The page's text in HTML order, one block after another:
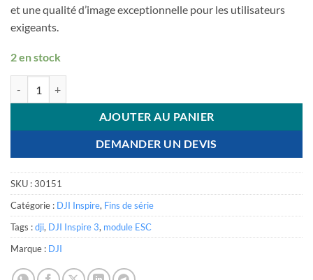
et une qualité d’image exceptionnelle pour les utilisateurs
exigeants.
2 en stock
AJOUTER AU PANIER
DEMANDER UN DEVIS
SKU :30151
Catégorie : DJI Inspire, Fins de série
Tags :dji, DJI Inspire 3, module ESC
Marque : DJI